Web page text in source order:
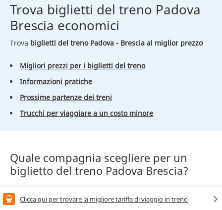
Trova biglietti del treno Padova
Brescia economici
Trova biglietti del treno Padova - Brescia al miglior prezzo
Migliori prezzi per i biglietti del treno
Informazioni pratiche
Prossime partenze dei treni
Trucchi per viaggiare a un costo minore
Quale compagnia scegliere per un
biglietto del treno Padova Brescia?
Clicca qui per trovare la migliore tariffa di viaggio in treno